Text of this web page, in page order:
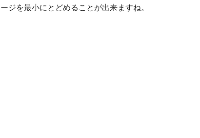
ジを最小にとどめることが出来ますね。